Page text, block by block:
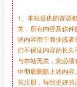
1、本站提供的资源
关，所有内容及软
述内容用于商业或
们不保证内容的长
与本站无关，您必
中彻底删除上述内
买注册，得到更好的